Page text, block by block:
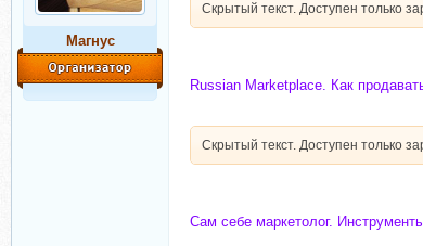
Магнус
Скрытый текст. Доступен только
Russian Marketplace. Как
Скрытый текст. Доступен только
Сам себе маркетолог.